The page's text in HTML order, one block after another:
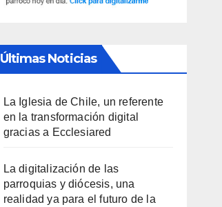
Últimas Noticias
La Iglesia de Chile, un referente
en la transformación digital
gracias a Ecclesiared
La digitalización de las
parroquias y diócesis, una
realidad ya para el futuro de la